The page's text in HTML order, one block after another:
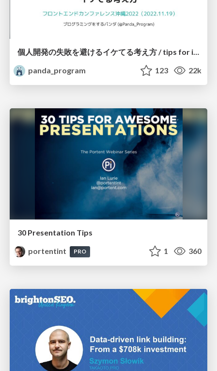
個人開発の失敗を避けるイケてる考え方 / tips for indie hackers
panda_program
123 22k
30 Presentation Tips
portentint
PRO 1 360